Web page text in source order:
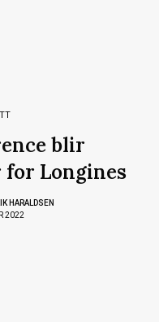
blir
for Longines
HARALDSEN
2022